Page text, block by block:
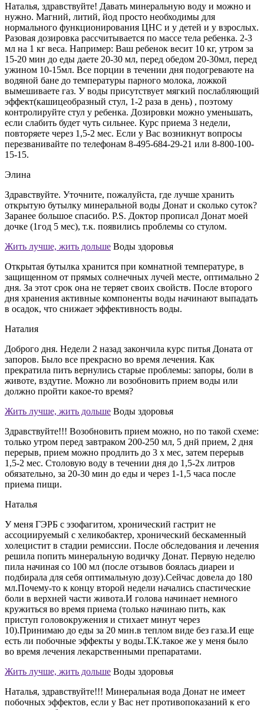
Наталья, здравствуйте! Давать минеральную воду и можно и
нужно. Магний, литий, йод просто необходимы для
нормального функционирования ЦНС и у детей и у взрослых.
Разовая дозировка рассчитывается по массе тела ребенка. 2-3
мл на 1 кг веса. Например: Ваш ребенок весит 10 кг, утром за
15-20 мин до еды даете 20-30 мл, перед обедом 20-30мл, перед
ужином 10-15мл. Все порции в течении дня подогреваюте на
водяной бане до температуры парного молока, ложкой
вымешиваете газ. У воды присутствует мягкий послабляющий
эффект(кашицеобразный стул, 1-2 раза в день) , поэтому
контролируйте стул у ребенка. Дозировки можно уменьшать,
если слабить будет чуть сильнее. Курс приема 3 недели,
повторяете через 1,5-2 мес. Если у Вас возникнут вопросы
перезванивайте по телефонам 8-495-684-29-21 или 8-800-100-
15-15.
Элина
Здравствуйте. Уточните, пожалуйста, где лучше хранить
открытую бутылку минеральной воды Донат и сколько суток?
Заранее большое спасибо. P.S. Доктор прописал Донат моей
дочке (1год 5 мес), т.к. появились проблемы со стулом.
Жить лучше, жить дольше Воды здоровья
Открытая бутылка хранится при комнатной температуре, в
защищенном от прямых солнечных лучей месте, оптимально 2
дня. За этот срок она не теряет своих свойств. После второго
дня хранения активные компоненты воды начинают выпадать
в осадок, что снижает эффективность воды.
Наталия
Доброго дня. Недели 2 назад закончила курс питья Доната от
запоров. Было все прекрасно во время лечения. Как
прекратила пить вернулись старые проблемы: запоры, боли в
животе, вздутие. Можно ли возобновить прием воды или
должно пройти какое-то время?
Жить лучше, жить дольше Воды здоровья
Здравствуйте!!! Возобновить прием можно, но по такой схеме:
только утром перед завтраком 200-250 мл, 5 днй прием, 2 дня
перерыв, прием можно продлить до 3 х мес, затем перерыв
1,5-2 мес. Столовую воду в течении дня до 1,5-2х литров
обязательно, за 20-30 мин до еды и через 1-1,5 часа после
приема пищи.
Наталья
У меня ГЭРБ с эзофагитом, хронический гастрит не
ассоциируемый с хеликобактер, хронический бескаменный
холецистит в стадии ремиссии. После обследования и лечения
решила попить минеральную водичку Донат. Первую неделю
пила начиная со 100 мл (после отзывов боялась диареи и
подбирала для себя оптимальную дозу).Сейчас довела до 180
мл.Почему-то к концу второй недели начались спастические
боли в верхней части живота.И голова начинает немного
кружиться во время приема (только начинаю пить, как
приступ головокружения и стихает минут через
10).Принимаю до еды за 20 мин.в теплом виде без газа.И еще
есть ли побочные эффекты у воды.Т.К.такое же у меня было
во время лечения лекарственными препаратами.
Жить лучше, жить дольше Воды здоровья
Наталья, здравствуйте!!! Минеральная вода Донат не имеет
побочных эффектов, если у Вас нет противопоказаний к его